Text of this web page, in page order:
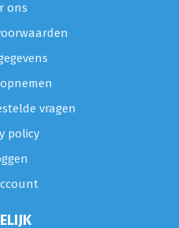
ons
vragen
policy